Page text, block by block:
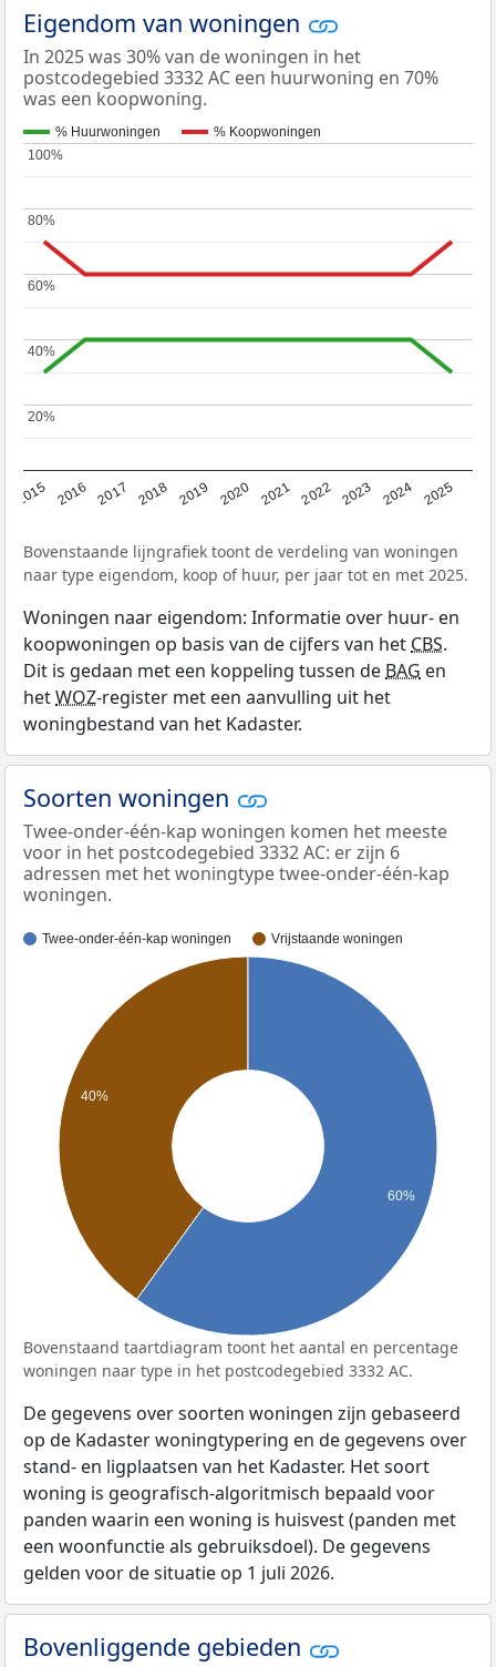
Eigendom van woningen
In 2025 was 30% van de woningen in het
postcodegebied 3332 AC een huurwoning en 70%
was een koopwoning.
% Huurwoningen % Koopwoningen
2015 2016 2017 2018 2019 2020 2021 2022 2023 2024 2025
20%
20%
40%
40%
60%
60%
80%
80%
100%
100%
Bovenstaande lijngrafiek toont de verdeling van woningen
naar type eigendom, koop of huur, per jaar tot en met 2025.
Woningen naar eigendom: Informatie over huur- en
koopwoningen op basis van de cijfers van het CBS.
Dit is gedaan met een koppeling tussen de BAG en
hetWOZ-register met een aanvulling uit het
woningbestand van het Kadaster.
Soorten woningen
Twee-onder-één-kap woningen komen het meeste
voor in het postcodegebied 3332 AC: er zijn 6
adressen met het woningtype twee-onder-één-kap
woningen.
Twee-onder-één-kap woningen Vrijstaande woningen
40%
60%
Bovenstaand taartdiagram toont het aantal en percentage
woningen naar type in het postcodegebied 3332 AC.
De gegevens over soorten woningen zijn gebaseerd
op de Kadaster woningtypering en de gegevens over
stand- en ligplaatsen van het Kadaster. Het soort
woning is geografisch-algoritmisch bepaald voor
panden waarin een woning is huisvest (panden met
een woonfunctie als gebruiksdoel). De gegevens
gelden voor de situatie op 1 juli 2026.
Bovenliggende gebieden